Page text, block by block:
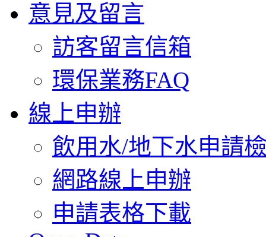
意見及留言
訪客留言信箱
環保業務FAQ
線上申辦
飲用水/地下水申請
網路線上申辦
申請表格下載